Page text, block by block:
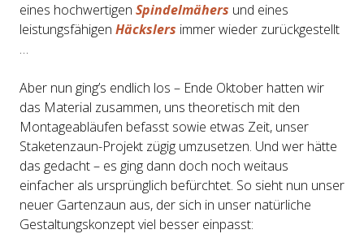
eines hochwertigen Spindelmähers und eines
leistungsfähigen Häckslers immer wieder zurückgestellt
…
Aber nun ging’s endlich los – Ende Oktober hatten wir
das Material zusammen, uns theoretisch mit den
Montageabläufen befasst sowie etwas Zeit, unser
Staketenzaun-Projekt zügig umzusetzen. Und wer hätte
das gedacht – es ging dann doch noch weitaus
einfacher als ursprünglich befürchtet. So sieht nun unser
neuer Gartenzaun aus, der sich in unser natürliche
Gestaltungskonzept viel besser einpasst: